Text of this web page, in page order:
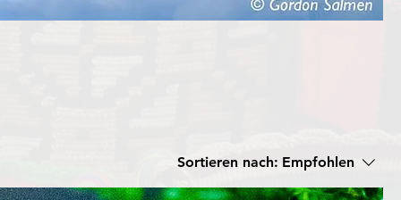
Sortieren nach: Empfohlen